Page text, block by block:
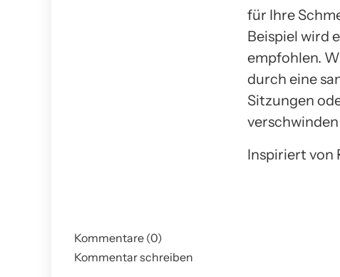
für Ihre
Beispiel wird
empfohlen.
durch eine
Sitzungen
Inspiriert von
Kommentare (0)
Kommentar schreiben